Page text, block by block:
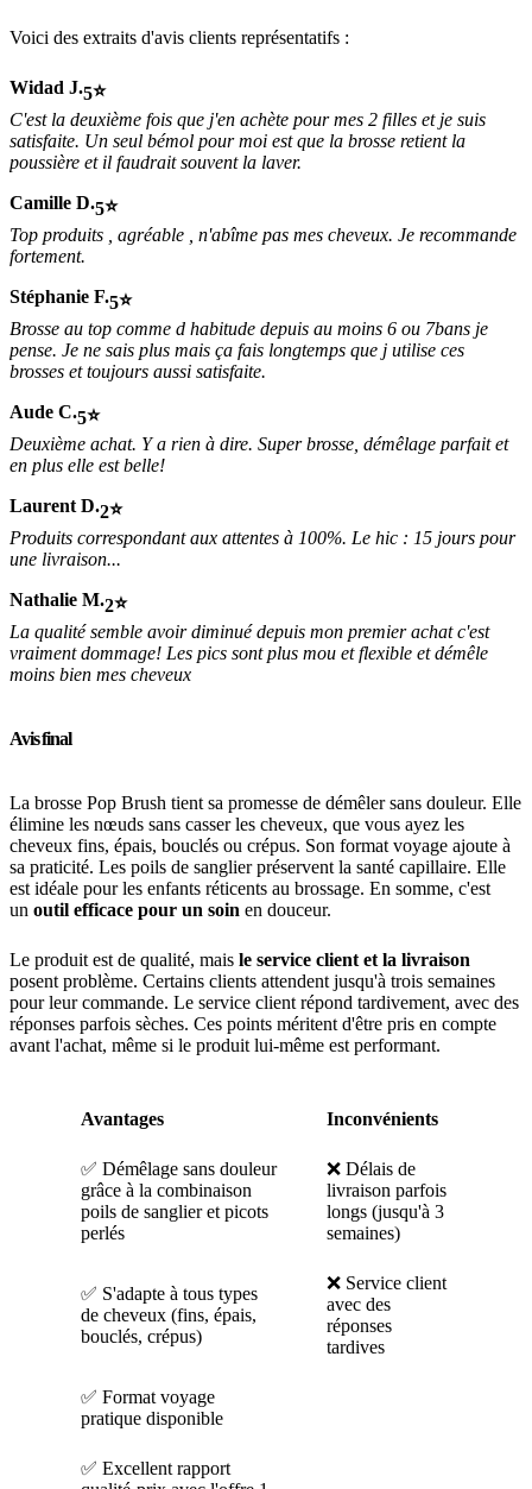
Voici des extraits d'avis clients représentatifs :
Widad J.5
C'est la deuxième fois que j'en achète pour mes 2 filles et je suis
satisfaite. Un seul bémol pour moi est que la brosse retient la
poussière et il faudrait souvent la laver.
Camille D.5
Top produits , agréable , n'abîme pas mes cheveux. Je recommande
fortement.
Stéphanie F.5
Brosse au top comme d habitude depuis au moins 6 ou 7bans je
pense. Je ne sais plus mais ça fais longtemps que j utilise ces
brosses et toujours aussi satisfaite.
Aude C.5
Deuxième achat. Y a rien à dire. Super brosse, démêlage parfait et
en plus elle est belle!
Laurent D.2
Produits correspondant aux attentes à 100%. Le hic : 15 jours pour
une livraison...
Nathalie M.2
La qualité semble avoir diminué depuis mon premier achat c'est
vraiment dommage! Les pics sont plus mou et flexible et démêle
moins bien mes cheveux
Avis final
La brosse Pop Brush tient sa promesse de démêler sans douleur. Elle
élimine les nœuds sans casser les cheveux, que vous ayez les
cheveux fins, épais, bouclés ou crépus. Son format voyage ajoute à
sa praticité. Les poils de sanglier préservent la santé capillaire. Elle
est idéale pour les enfants réticents au brossage. En somme, c'est
un outil efficace pour un soin en douceur.
Le produit est de qualité, mais le service client et la livraison
posent problème. Certains clients attendent jusqu'à trois semaines
pour leur commande. Le service client répond tardivement, avec des
réponses parfois sèches. Ces points méritent d'être pris en compte
avant l'achat, même si le produit lui-même est performant.
Avantages Inconvénients
✅ Démêlage sans douleur
grâce à la combinaison
poils de sanglier et picots
perlés
❌ Délais de
livraison parfois
longs (jusqu'à 3
semaines)
✅ S'adapte à tous types
de cheveux (fins, épais,
bouclés, crépus)
❌ Service client
avec des
réponses
tardives
✅ Format voyage
pratique disponible
✅ Excellent rapport